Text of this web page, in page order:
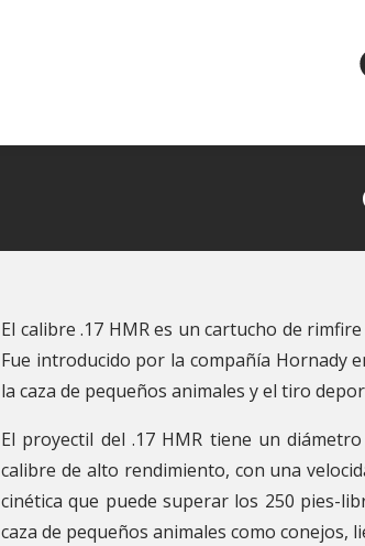
El calibre .17 HMR es un cartucho de
Fue introducido por la compañía Hornady
la caza de pequeños animales y el tiro
El proyectil del .17 HMR tiene un
calibre de alto rendimiento, con una
cinética que puede superar los 250 pies-
caza de pequeños animales como conejos,